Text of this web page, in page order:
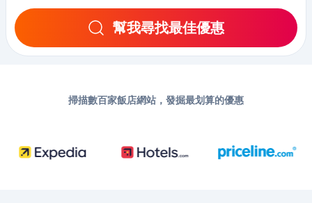
幫我尋找最佳優惠
掃描數百家飯店網站，發掘最划算的優惠